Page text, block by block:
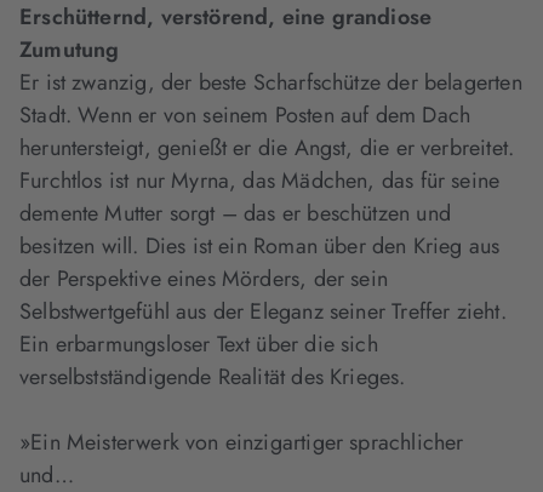
Erschütternd, verstörend, eine grandiose
Zumutung
Er ist zwanzig, der beste Scharfschütze der belagerten
Stadt. Wenn er von seinem Posten auf dem Dach
heruntersteigt, genießt er die Angst, die er verbreitet.
Furchtlos ist nur Myrna, das Mädchen, das für seine
demente Mutter sorgt – das er beschützen und
besitzen will. Dies ist ein Roman über den Krieg aus
der Perspektive eines Mörders, der sein
Selbstwertgefühl aus der Eleganz seiner Treffer zieht.
Ein erbarmungsloser Text über die sich
verselbstständigende Realität des Krieges.
»Ein Meisterwerk von einzigartiger sprachlicher
und…